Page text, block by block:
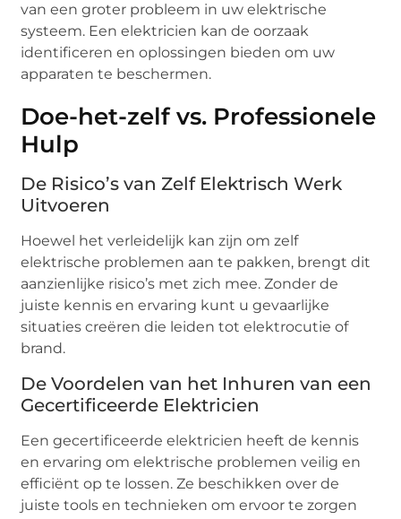
van een groter probleem in uw elektrische
systeem. Een elektricien kan de oorzaak
identificeren en oplossingen bieden om uw
apparaten te beschermen.
Doe-het-zelf vs. Professionele
Hulp
De Risico’s van Zelf Elektrisch Werk
Uitvoeren
Hoewel het verleidelijk kan zijn om zelf
elektrische problemen aan te pakken, brengt dit
aanzienlijke risico’s met zich mee. Zonder de
juiste kennis en ervaring kunt u gevaarlijke
situaties creëren die leiden tot elektrocutie of
brand.
De Voordelen van het Inhuren van een
Gecertificeerde Elektricien
Een gecertificeerde elektricien heeft de kennis
en ervaring om elektrische problemen veilig en
efficiënt op te lossen. Ze beschikken over de
juiste tools en technieken om ervoor te zorgen